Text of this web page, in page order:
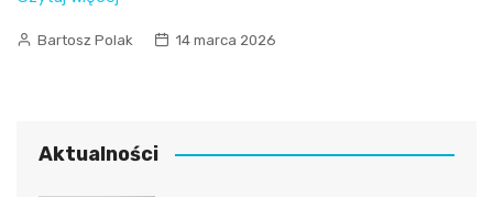
Bartosz Polak 14 marca 2026
Aktualności